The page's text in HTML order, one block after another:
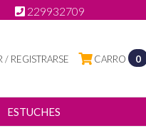
229932709
CARRO 0
/ REGISTRARSE
ESTUCHES